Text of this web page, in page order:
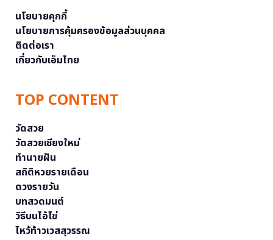
นโยบายคุกกี้
นโยบายการคุ้มครองข้อมูลส่วนบุคคล
ติดต่อเรา
เกี่ยวกับเอ็มไทย
TOP CONTENT
วัดสวย
วัดสวยเชียงใหม่
ทำนายฝัน
สถิติหวยรายเดือน
ดวงรายวัน
บทสวดมนต์
วิธีบนไอ้ไข่
ไหว้ท้าวเวสสุวรรณ